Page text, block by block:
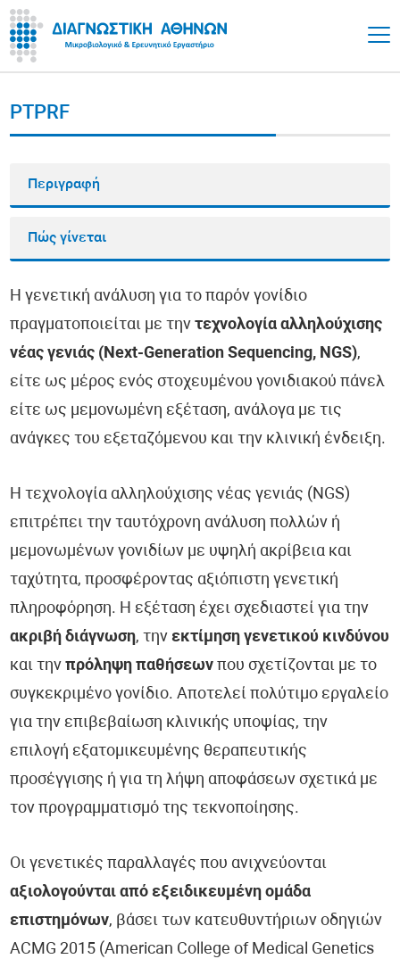
PTPRF
Περιγραφή
Πώς γίνεται
Η γενετική ανάλυση για το παρόν γονίδιο
πραγματοποιείται με τηντεχνολογία αλληλούχισης
νέας γενιάς (Next-Generation Sequencing, NGS),
είτε ως μέρος ενός στοχευμένου γονιδιακού πάνελ
είτε ως μεμονωμένη εξέταση, ανάλογα με τις
ανάγκες του εξεταζόμενου και την κλινική ένδειξη.
Η τεχνολογία αλληλούχισης νέας γενιάς (NGS)
επιτρέπει την ταυτόχρονη ανάλυση πολλών ή
μεμονωμένων γονιδίων με υψηλή ακρίβεια και
ταχύτητα, προσφέροντας αξιόπιστη γενετική
πληροφόρηση. Η εξέταση έχει σχεδιαστεί για την
ακριβή διάγνωση, τηνεκτίμηση γενετικού κινδύνου
και τηνπρόληψη παθήσεων που σχετίζονται με το
συγκεκριμένο γονίδιο. Αποτελεί πολύτιμο εργαλείο
για την επιβεβαίωση κλινικής υποψίας, την
επιλογή εξατομικευμένης θεραπευτικής
προσέγγισης ή για τη λήψη αποφάσεων σχετικά με
τον προγραμματισμό της τεκνοποίησης.
Οι γενετικές παραλλαγές που ανιχνεύονται
αξιολογούνται από εξειδικευμένη ομάδα
επιστημόνων, βάσει των κατευθυντήριων οδηγιών
ACMG 2015 (American College of Medical Genetics